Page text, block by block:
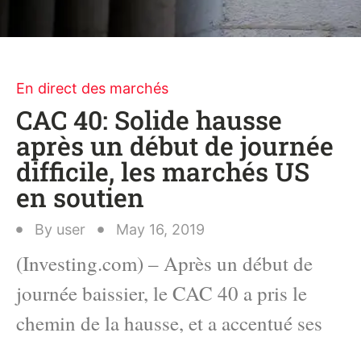
En direct des marchés
CAC 40: Solide hausse
après un début de journée
difficile, les marchés US
en soutien
By user May 16, 2019
(Investing.com) – Après un début de
journée baissier, le CAC 40 a pris le
chemin de la hausse, et a accentué ses